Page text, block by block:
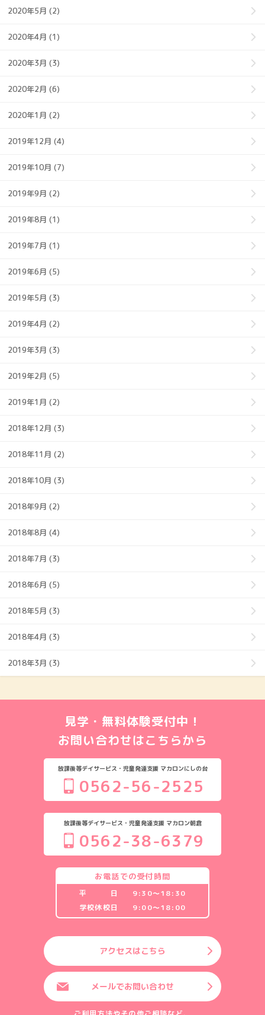
2020年5月 (2)
2020年4月 (1)
2020年3月 (3)
2020年2月 (6)
2020年1月 (2)
2019年12月 (4)
2019年10月 (7)
2019年9月 (2)
2019年8月 (1)
2019年7月 (1)
2019年6月 (5)
2019年5月 (3)
2019年4月 (2)
2019年3月 (3)
2019年2月 (5)
2019年1月 (2)
2018年12月 (3)
2018年11月 (2)
2018年10月 (3)
2018年9月 (2)
2018年8月 (4)
2018年7月 (3)
2018年6月 (5)
2018年5月 (3)
2018年4月 (3)
2018年3月 (3)
見学・無料体験受付中！
お問い合わせはこちらから
放課後等デイサービス・児童発達支援 マカロンにしの台
0562-56-2525
放課後等デイサービス・児童発達支援 マカロン朝倉
0562-38-6379
お電話での受付時間
平 日
9:30〜18:30
学校休校日
9:00〜18:00
アクセスはこちら
メールでお問い合わせ